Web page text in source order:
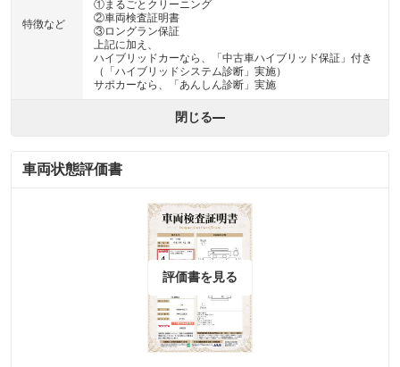
特徴など
①まるごとクリーニング
②車両検査証明書
③ロングラン保証
上記に加え、
ハイブリッドカーなら、「中古車ハイブリッド保証」付き
（「ハイブリッドシステム診断」実施）
サポカーなら、「あんしん診断」実施
閉じる
車両状態評価書
評価書を見る